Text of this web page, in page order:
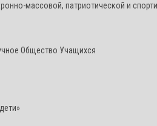
массовой, патриотической и
Общество Учащихся